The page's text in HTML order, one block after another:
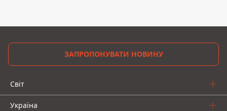
ЗАПРОПОНУВАТИ НОВИНУ
Світ
Україна